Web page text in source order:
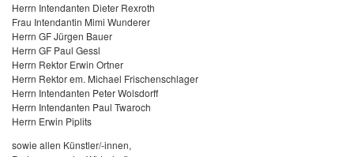
Herrn Intendanten Dieter Rexroth
Frau Intendantin Mimi Wunderer
Herrn GF Jürgen Bauer
Herrn GF Paul Gessl
Herrn Rektor Erwin Ortner
Herrn Rektor em. Michael Frischenschlager
Herrn Intendanten Peter Wolsdorff
Herrn Intendanten Paul Twaroch
Herrn Erwin Piplits
sowie allen Künstler/-innen,